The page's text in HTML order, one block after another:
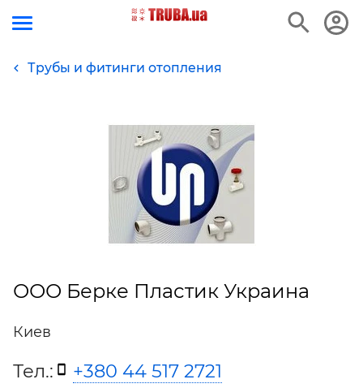
Трубы и фитинги отопления
ООО Берке Пластик Украина
Киев
Тел.:
+380 44 517 2721